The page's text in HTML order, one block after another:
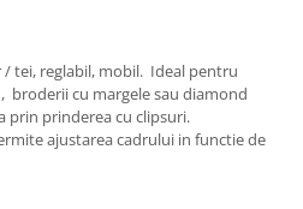
tei, reglabil, mobil. Ideal pentru
broderii cu margele sau diamond
prin prinderea cu clipsuri.
ajustarea cadrului in functie de